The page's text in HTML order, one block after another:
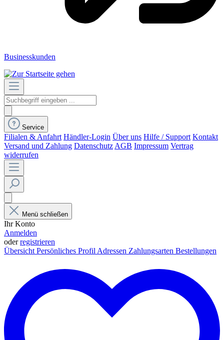
Businesskunden
Service
Filialen & Anfahrt Händler-Login Über uns Hilfe / Support Kontakt
Versand und Zahlung Datenschutz AGB Impressum Vertrag
widerrufen
Menü schließen
Ihr Konto
Anmelden
oderregistrieren
Übersicht Persönliches Profil Adressen Zahlungsarten Bestellungen